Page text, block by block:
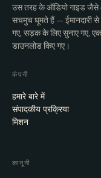
उस तरह के ऑडियो गाइड
सचमुच घूमते हैं — ईमानदारी से
गए, सड़क के लिए सुनाए गए, एक
डाउनलोड किए गए।
कंपनी
हमारे बारे में
संपादकीय प्रक्रिया
मिशन
कानूनी